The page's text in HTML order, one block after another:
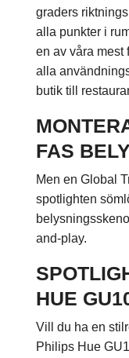
graders
alla punkter i
en av våra mest
alla
butik till
FAS
Men en Global
spotlighten
and-play.
HUE
Vill du ha en
Philips Hue